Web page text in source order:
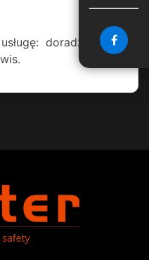
doradztwo,